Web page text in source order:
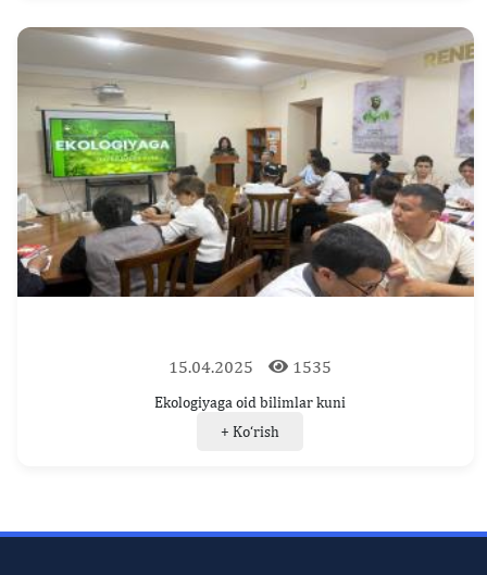
15.04.2025 1535
Ekologiyaga oid bilimlar kuni
+ Ko‘rish